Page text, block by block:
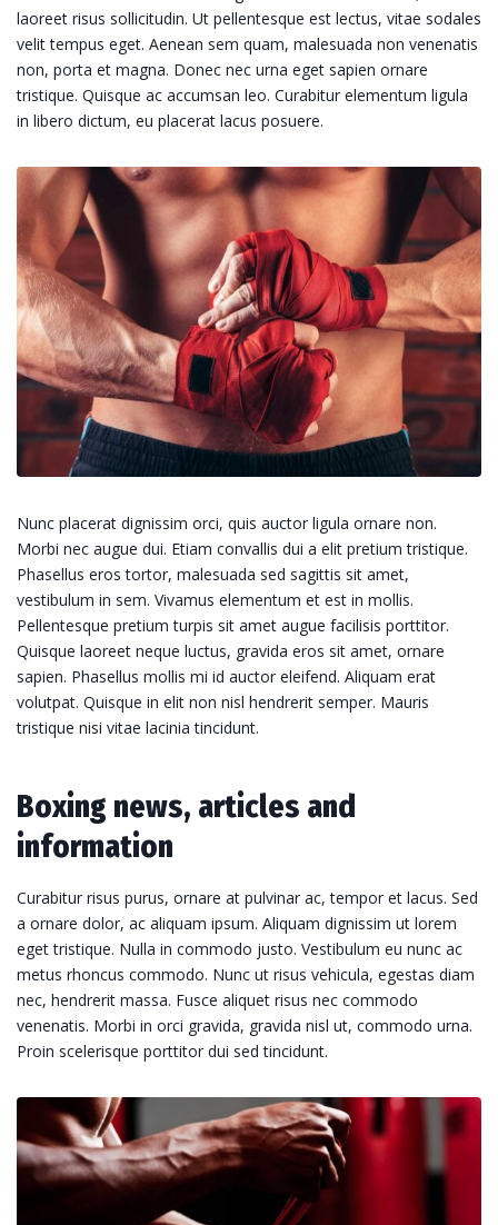
laoreet risus sollicitudin. Ut pellentesque est lectus, vitae sodales
velit tempus eget. Aenean sem quam, malesuada non venenatis
non, porta et magna. Donec nec urna eget sapien ornare
tristique. Quisque ac accumsan leo. Curabitur elementum ligula
in libero dictum, eu placerat lacus posuere.
Nunc placerat dignissim orci, quis auctor ligula ornare non.
Morbi nec augue dui. Etiam convallis dui a elit pretium tristique.
Phasellus eros tortor, malesuada sed sagittis sit amet,
vestibulum in sem. Vivamus elementum et est in mollis.
Pellentesque pretium turpis sit amet augue facilisis porttitor.
Quisque laoreet neque luctus, gravida eros sit amet, ornare
sapien. Phasellus mollis mi id auctor eleifend. Aliquam erat
volutpat. Quisque in elit non nisl hendrerit semper. Mauris
tristique nisi vitae lacinia tincidunt.
Boxing news, articles and
information
Curabitur risus purus, ornare at pulvinar ac, tempor et lacus. Sed
a ornare dolor, ac aliquam ipsum. Aliquam dignissim ut lorem
eget tristique. Nulla in commodo justo. Vestibulum eu nunc ac
metus rhoncus commodo. Nunc ut risus vehicula, egestas diam
nec, hendrerit massa. Fusce aliquet risus nec commodo
venenatis. Morbi in orci gravida, gravida nisl ut, commodo urna.
Proin scelerisque porttitor dui sed tincidunt.